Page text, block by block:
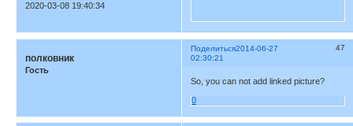
2020-03-08 19:40:34
Поделиться 47
2014-06-27
02:30:21
полковник
Гость
So, you can not add linked picture?
0